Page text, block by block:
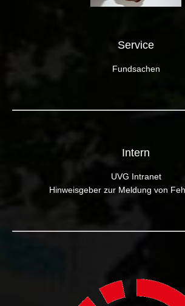
Service
Fundsachen
Intern
UVG Intranet
Hinweisgeber zur Meldung von